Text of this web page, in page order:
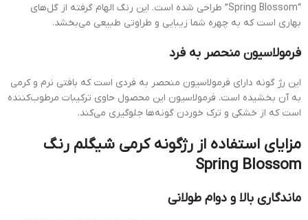
“Spring Blossom” طراحی شده است. این رنگ الهام گرفته از گل‌های
بهاری است که به چهره شما زیبایی و طراوتی طبیعی می‌بخشد.
فرمولاسیون منحصر به فرد
این رژ گونه دارای فرمولاسیون منحصر به فردی است که بافتی نرم و کرمی
به آن بخشیده است. فرمولاسیون این محصول حاوی ترکیبات مرطوب‌کننده
است که از خشکی و ترک خوردن گونه‌ها جلوگیری می‌کند.
مزایای استفاده از رژگونه کرمی شیگلم رنگ
Spring Blossom
ماندگاری بالا و دوام طولانی